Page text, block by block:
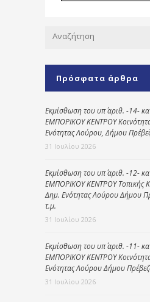
Πρόσφατα άρθρα
Εκμίσθωση του υπ΄ αριθ. -14-
ΕΜΠΟΡΙΚΟΥ ΚΕΝΤΡΟΥ
Ενότητας Λούρου, Δήμου
31 Ιουλίου 2026
Εκμίσθωση του υπ΄ αριθ. -12-
ΕΜΠΟΡΙΚΟΥ ΚΕΝΤΡΟΥ Τοπικής
Δημ. Ενότητας Λούρου Δήμου
τ.μ.
31 Ιουλίου 2026
Εκμίσθωση του υπ΄ αριθ. -11-
ΕΜΠΟΡΙΚΟΥ ΚΕΝΤΡΟΥ
Ενότητας Λούρου Δήμου
31 Ιουλίου 2026